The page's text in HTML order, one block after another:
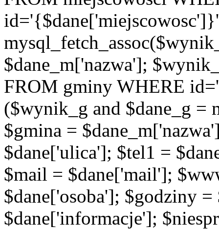
$dane_m['nazwa'];
FROM gminy WHERE
($wynik_g and $dane_g =
$gmina =
$dane['ulica']; $tel1 =
$mail = $dane['mail'];
$dane['osoba']; $godziny
$dane['informacje'];